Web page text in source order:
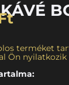
terméket
Ön